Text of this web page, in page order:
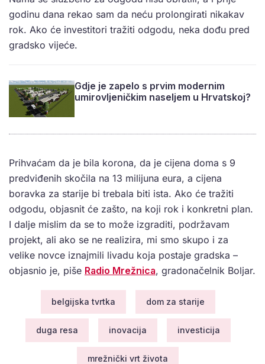
godinu dana rekao sam da neću prolongirati nikakav
rok. Ako će investitori tražiti odgodu, neka dođu pred
gradsko vijeće.
Gdje je zapelo s prvim modernim
umirovljeničkim naseljem u Hrvatskoj?
Prihvaćam da je bila korona, da je cijena doma s 9
predviđenih skočila na 13 milijuna eura, a cijena
boravka za starije bi trebala biti ista. Ako će tražiti
odgodu, objasnit će zašto, na koji rok i konkretni plan.
I dalje mislim da se to može izgraditi, podržavam
projekt, ali ako se ne realizira, mi smo skupo i za
velike novce iznajmili livadu koja postaje gradska –
objasnio je, piše Radio Mrežnica, gradonačelnik Boljar.
belgijska tvrtka dom za starije
duga resa inovacija investicija
mrežnički vrt života